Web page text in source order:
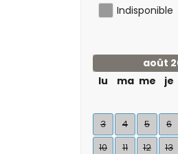
Indisponible
août
lu
ma me je
3
4 5 6
10
11 12 13